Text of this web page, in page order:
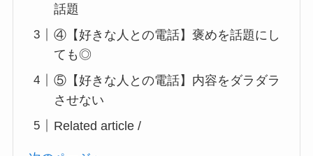
話題
④【好きな人との電話】褒めを話題にし
ても◎
⑤【好きな人との電話】内容をダラダラ
させない
Related article /